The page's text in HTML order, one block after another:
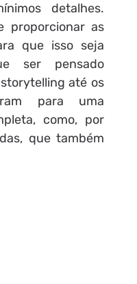
detalhes.
proporcionar as
que isso seja
ser pensado
até os
para uma
como, por
que também